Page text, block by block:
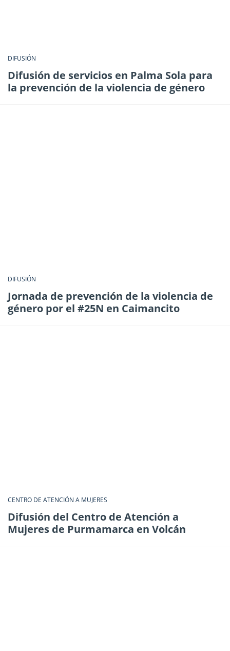
DIFUSIÓN
Difusión de servicios en Palma Sola para
la prevención de la violencia de género
DIFUSIÓN
Jornada de prevención de la violencia de
género por el #25N en Caimancito
CENTRO DE ATENCIÓN A MUJERES
Difusión del Centro de Atención a
Mujeres de Purmamarca en Volcán